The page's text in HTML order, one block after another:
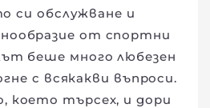
си обслужване и
от спортни
беше много любезен
с всякакви въпроси.
което търсех, и дори